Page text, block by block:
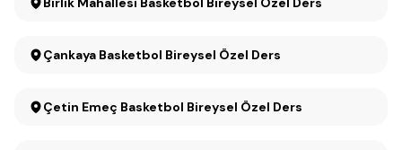
Çankaya Basketbol Bireysel Özel Ders
Çetin Emeç Basketbol Bireysel Özel Ders